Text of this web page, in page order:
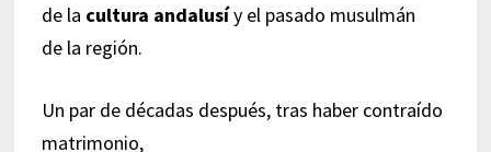
de la cultura andalusíy el pasado musulmán
de la región.
Un par de décadas después, tras haber contraído
matrimonio,